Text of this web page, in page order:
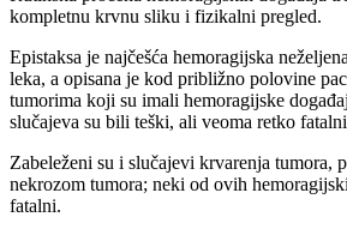
kompletnu krvnu sliku i fizikalni pregled.
Epistaksa je najčešća hemoragijska
leka, a opisana je kod približno polovine
tumorima koji su imali hemoragijske
slučajeva su bili teški, ali veoma retko
Zabeleženi su i slučajevi krvarenja tumora,
nekrozom tumora; neki od ovih
fatalni.